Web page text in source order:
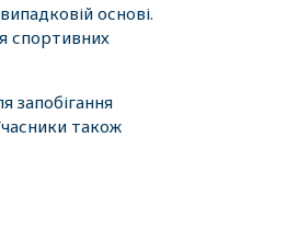
основі.
спортивних
запобігання
також